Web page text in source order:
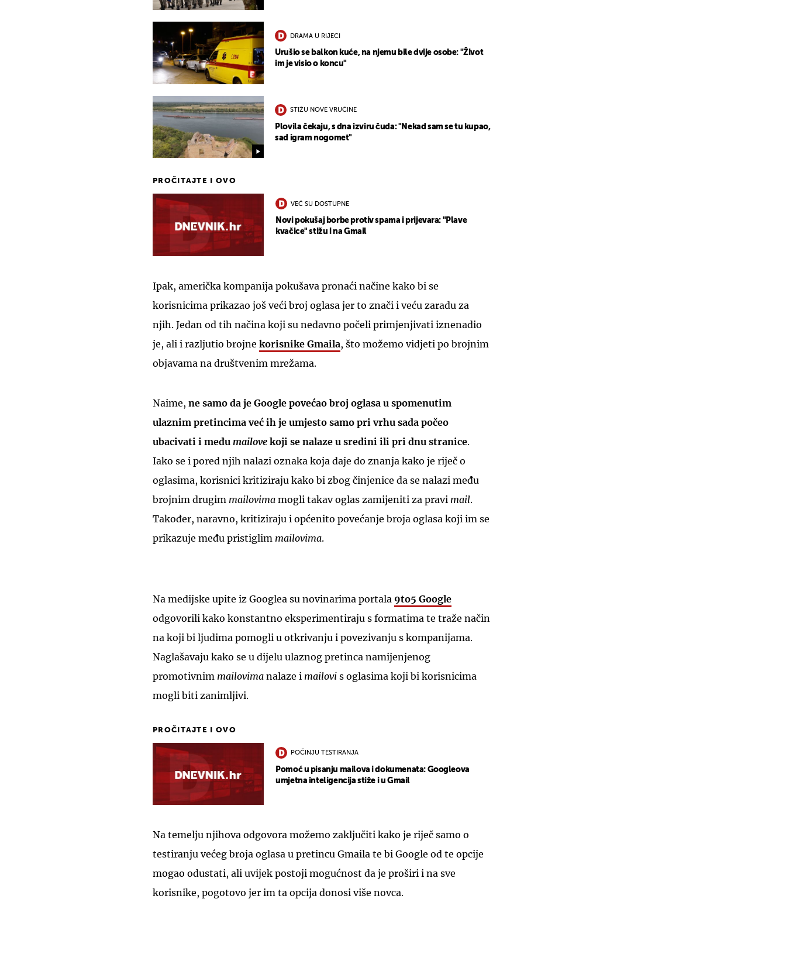
DRAMA U RIJECI
Urušio se balkon kuće, na njemu bile dvije osobe: "Život
im je visio o koncu"
STIŽU NOVE VRUĆINE
Plovila čekaju, s dna izviru čuda: "Nekad sam se tu kupao,
sad igram nogomet"
PROČITAJTE I OVO
VEĆ SU DOSTUPNE
Novi pokušaj borbe protiv spama i prijevara: "Plave
kvačice" stižu i na Gmail
Ipak, američka kompanija pokušava pronaći načine kako bi se
korisnicima prikazao još veći broj oglasa jer to znači i veću zaradu za
njih. Jedan od tih načina koji su nedavno počeli primjenjivati iznenadio
je, ali i razljutio brojne korisnike Gmaila, što možemo vidjeti po brojnim
objavama na društvenim mrežama.
Naime, ne samo da je Google povećao broj oglasa u spomenutim
ulaznim pretincima već ih je umjesto samo pri vrhu sada počeo
ubacivati i među mailove koji se nalaze u sredini ili pri dnu stranice.
Iako se i pored njih nalazi oznaka koja daje do znanja kako je riječ o
oglasima, korisnici kritiziraju kako bi zbog činjenice da se nalazi među
brojnim drugim mailovima mogli takav oglas zamijeniti za pravi mail.
Također, naravno, kritiziraju i općenito povećanje broja oglasa koji im se
prikazuje među pristiglim mailovima.
Na medijske upite iz Googlea su novinarima portala 9to5 Google
odgovorili kako konstantno eksperimentiraju s formatima te traže način
na koji bi ljudima pomogli u otkrivanju i povezivanju s kompanijama.
Naglašavaju kako se u dijelu ulaznog pretinca namijenjenog
promotivnim mailovima nalaze i mailovi s oglasima koji bi korisnicima
mogli biti zanimljivi.
PROČITAJTE I OVO
POČINJU TESTIRANJA
Pomoć u pisanju mailova i dokumenata: Googleova
umjetna inteligencija stiže i u Gmail
Na temelju njihova odgovora možemo zaključiti kako je riječ samo o
testiranju većeg broja oglasa u pretincu Gmaila te bi Google od te opcije
mogao odustati, ali uvijek postoji mogućnost da je proširi i na sve
korisnike, pogotovo jer im ta opcija donosi više novca.